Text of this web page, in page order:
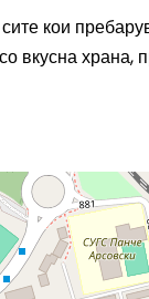
кои
вкусна храна,